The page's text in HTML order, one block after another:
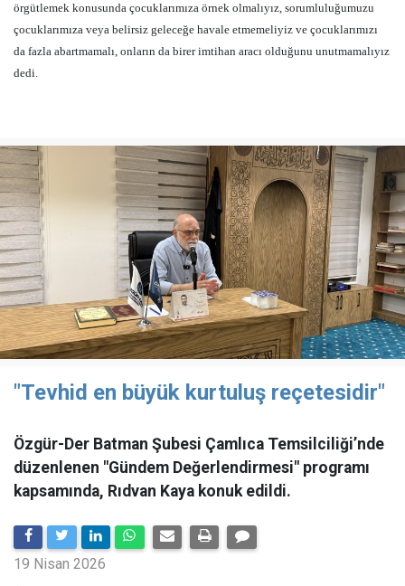
örgütlemek konusunda çocuklarımıza örnek olmalıyız, sorumluluğumuzu
çocuklarımıza veya belirsiz geleceğe havale etmemeliyiz ve çocuklarımızı
da fazla abartmamalı, onların da birer imtihan aracı olduğunu unutmamalıyız
dedi.
"Tevhid en büyük kurtuluş reçetesidir"
Özgür-Der Batman Şubesi Çamlıca Temsilciliği’nde
düzenlenen "Gündem Değerlendirmesi" programı
kapsamında, Rıdvan Kaya konuk edildi.
19 Nisan 2026